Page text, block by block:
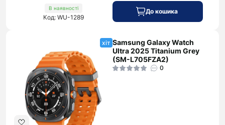
В наявності
Код: WU-1289
До кошика
хіт Samsung Galaxy Watch
Ultra 2025 Titanium Grey
(SM-L705FZA2)
0